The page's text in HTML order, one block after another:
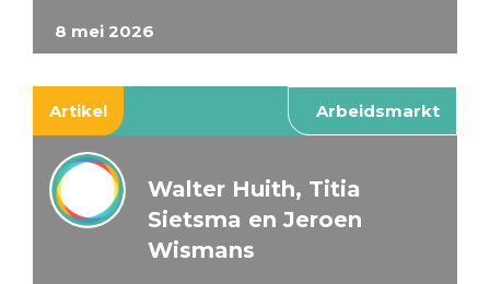
8 mei 2026
Artikel Arbeidsmarkt
Walter Huith, Titia
Sietsma en Jeroen
Wismans